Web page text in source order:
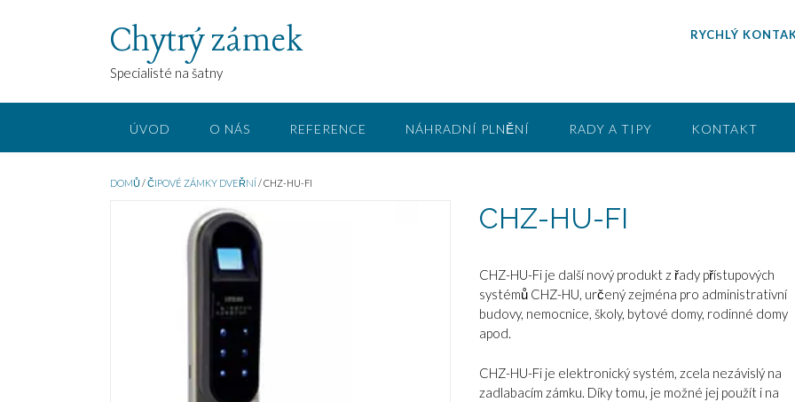
Chytrý zámek
Specialisté na šatny
RYCHLÝ
ÚVOD O NÁS REFERENCE NÁHRADNÍ PLNĚNÍ RADY A TIPY KONTAKT
DOMŮ/ČIPOVÉ ZÁMKY DVEŘNÍ/ CHZ-HU-FI
CHZ-HU-FI
CHZ-HU-Fi je další nový produkt z řady přístupových
systémů CHZ-HU, určený zejména pro administrativní
budovy, nemocnice, školy, bytové domy, rodinné domy
apod.
CHZ-HU-Fi je elektronický systém, zcela nezávislý na
zadlabacím zámku. Díky tomu, je možné jej použít i na